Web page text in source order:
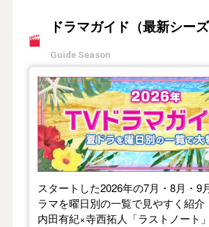
ドラマガイド（最新シーズ
Guide Season
【2026年夏】TVドラマガイド
スタートした2026年の7月・8月・9
ラマを曜日別の一覧で見やすく紹介
内田有紀×寺西拓人「ラストノート